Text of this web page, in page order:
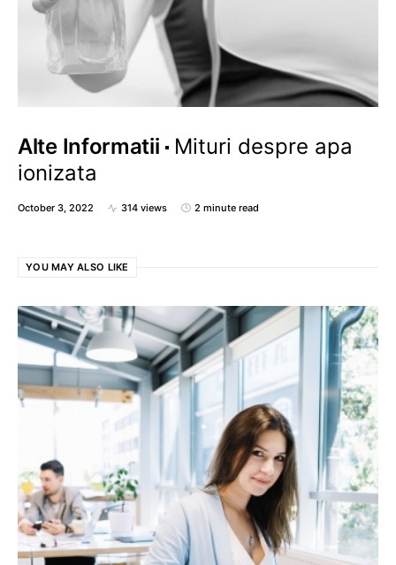
Alte Informatii
Mituri despre apa
ionizata
October 3, 2022 314 views 2 minute read
YOU MAY ALSO LIKE